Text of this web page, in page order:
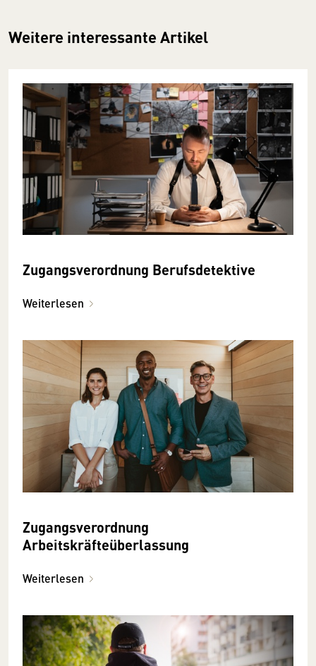
Weitere interessante Artikel
Zugangsverordnung Berufsdetektive
Weiterlesen
Zugangsverordnung
Arbeitskräfteüberlassung
Weiterlesen